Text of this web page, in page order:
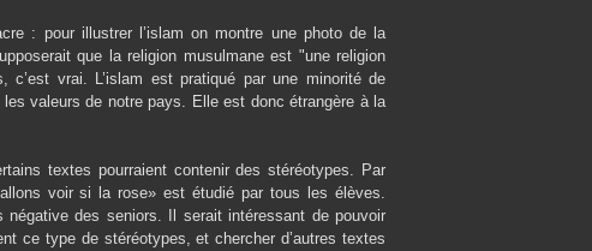
: pour illustrer l’islam on montre une photo de la
que la religion musulmane est "une religion
vrai. L’islam est pratiqué par une minorité de
valeurs de notre pays. Elle est donc étrangère à la
textes pourraient contenir des stéréotypes. Par
voir si la rose» est étudié par tous les élèves.
des seniors. Il serait intéressant de pouvoir
ce type de stéréotypes, et chercher d’autres textes